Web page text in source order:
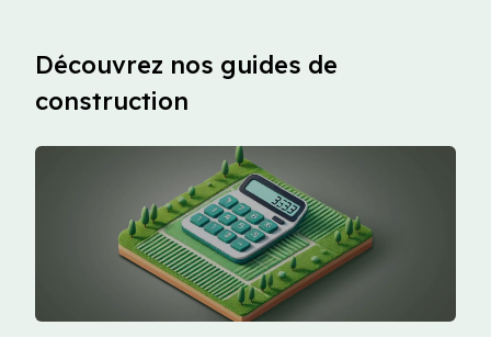
Découvrez nos guides de
construction